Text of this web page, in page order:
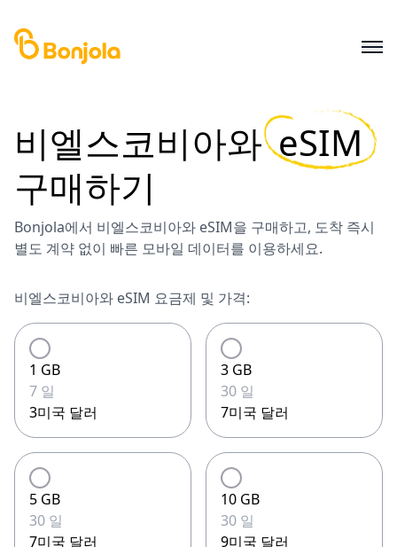
비엘스코비아와 eSIM
구매하기
Bonjola에서 비엘스코비아와 eSIM을 구매하고, 도착 즉시
별도 계약 없이 빠른 모바일 데이터를 이용하세요.
비엘스코비아와 eSIM 요금제 및 가격:
1 GB
7 일
3미국 달러
3 GB
30 일
7미국 달러
5 GB
30 일
7미국 달러
10 GB
30 일
9미국 달러